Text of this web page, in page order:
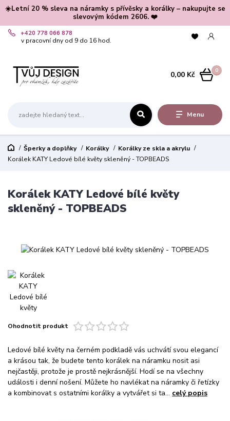
☀️Letní 20 % sleva na náramky s přívěsky a korálky – nakupujte se
slevovým kódem 2606. ❤️
Menu
+420 778 066 878
v pracovní dny od 9 do 16 hod.
0
0,00 Kč
Šperky a doplňky Korálky
Korálky ze skla a akrylu
Korálek KATY Ledové bílé květy skleněný - TOPBEADS
Korálek KATY Ledové bílé květy
skleněný - TOPBEADS
Ohodnotit produkt
Ledové bílé květy na černém podkladě vás uchvátí svou elegancí
a krásou tak, že budete tento korálek na náramku nosit asi
nejčastěji, protože je prostě nejkrásnější. Hodí se na všechny
události i denní nošení. Můžete ho navlékat na náramky či řetízky
a kombinovat s ostatními korálky a vytvářet si ta... celý popis